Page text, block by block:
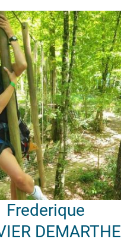
Frederique
DEMARTHE